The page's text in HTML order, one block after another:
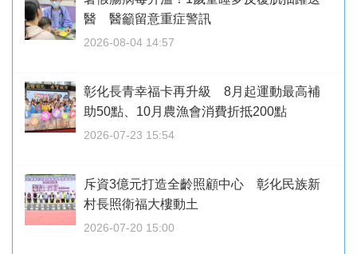
醫 醫籲留意重症警訊
2026-08-04 14:57
彰化長青幸福卡再升級 8月起運動最高補
助50點、10月農漁會消費折抵200點
2026-07-23 15:54
斥資3億元打造全齡照顧中心 彰化民族新
村長照衛福大樓動土
2026-07-20 15:00